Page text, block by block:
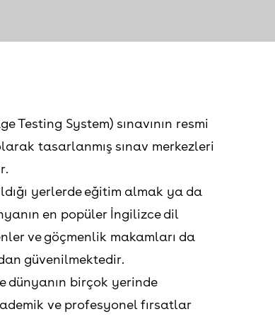
Testing System) sınavının resmi
tasarlanmış sınav merkezleri
yerlerde eğitim almak ya da
en popüler İngilizce dil
ve göçmenlik makamları da
güvenilmektedir.
dünyanın birçok yerinde
ve profesyonel fırsatlar